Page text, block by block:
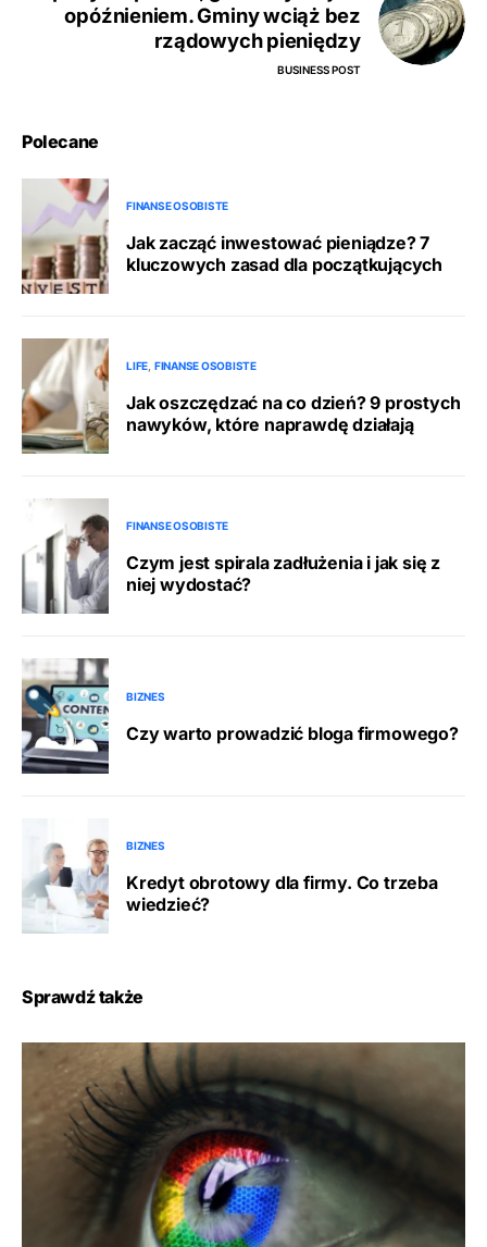
opóźnieniem. Gminy wciąż bez
rządowych pieniędzy
BUSINESS POST
Polecane
FINANSE OSOBISTE
Jak zacząć inwestować pieniądze? 7
kluczowych zasad dla początkujących
LIFE FINANSE OSOBISTE
Jak oszczędzać na co dzień? 9 prostych
nawyków, które naprawdę działają
FINANSE OSOBISTE
Czym jest spirala zadłużenia i jak się z
niej wydostać?
BIZNES
Czy warto prowadzić bloga firmowego?
BIZNES
Kredyt obrotowy dla firmy. Co trzeba
wiedzieć?
Sprawdź także